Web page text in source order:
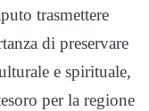
trasmettere
di preservare
e spirituale,
per la regione